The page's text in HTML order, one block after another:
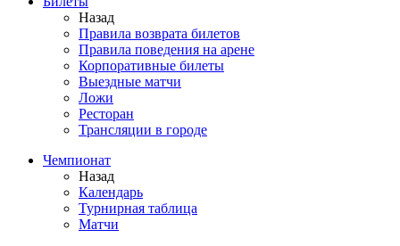
Назад
Правила возврата билетов
Правила поведения на арене
Корпоративные билеты
Выездные матчи
Ложи
Ресторан
Трансляции в городе
Чемпионат
Назад
Календарь
Турнирная таблица
Матчи